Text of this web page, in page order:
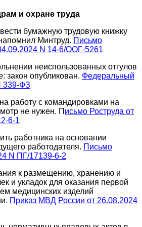
и охране труда
бумажную трудовую книжку
Минтруд. Письмо
N 14-6/ООГ-5261
неиспользованных отгулов
закон опубликован. Федеральный
339-ФЗ
работу с командировками на
не нужен. П исьмо Роструда от
6-1
работника на основании
работодателя. Письмо
N ПГ/17139-6-2
к размещению, хранению и
и укладок для оказания первой
медицинских изделий
Приказ МВД России от 26.08.2024